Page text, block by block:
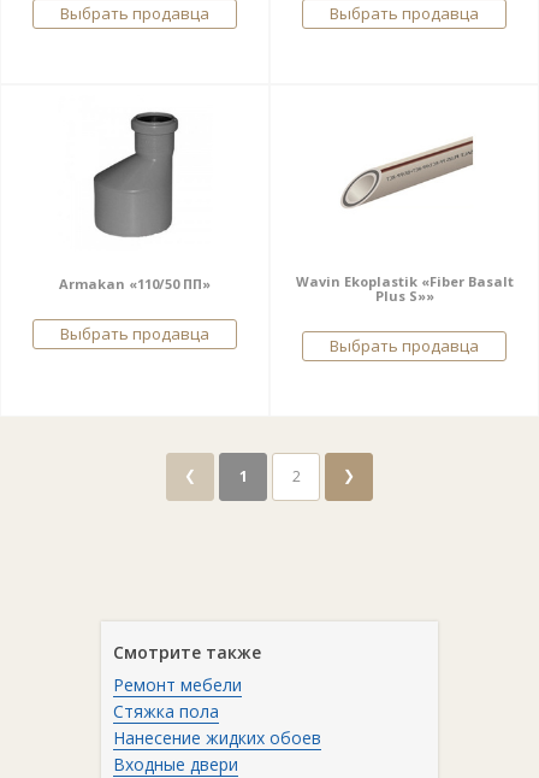
Выбрать продавца Выбрать продавца
Armakan «110/50 ПП»
Выбрать продавца
Wavin Ekoplastik «Fiber Basalt
Plus S»»
Выбрать продавца
❮ 1 2 ❯
Смотрите также
Ремонт мебели
Стяжка пола
Нанесение жидких обоев
Входные двери